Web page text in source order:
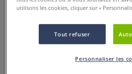
utilisons les cookies, cliquer sur «
Tout refuser
Personnaliser les